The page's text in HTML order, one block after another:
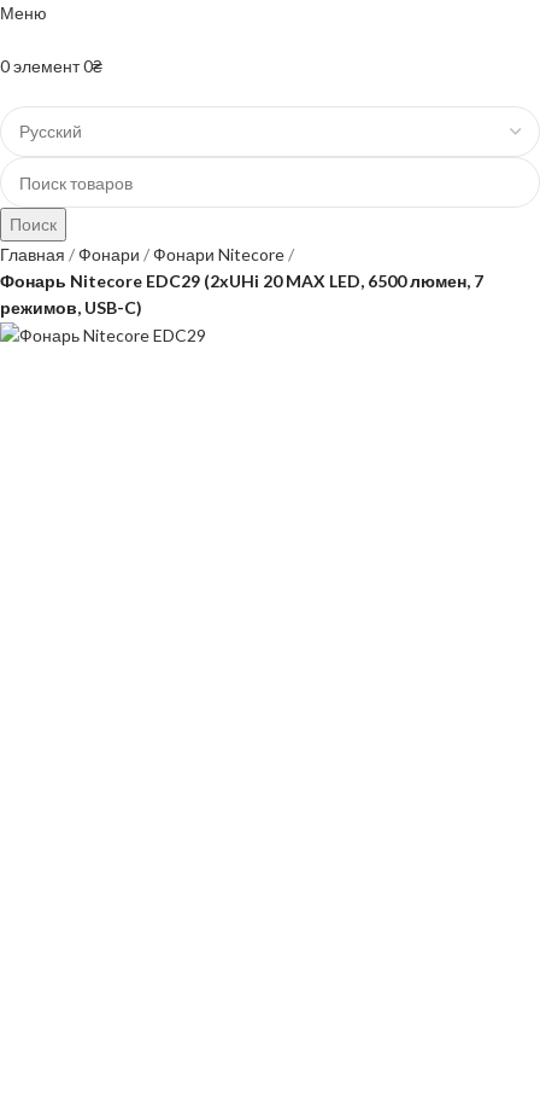
Меню
0элемент0₴
Поиск
Главная
Фонари
Фонари Nitecore
Фонарь Nitecore EDC29 (2xUHi 20 MAX LED, 6500 люмен, 7
режимов, USB-C)